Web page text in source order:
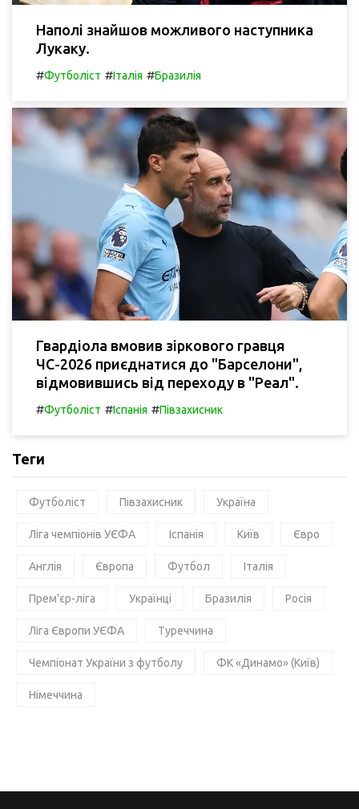
Наполі знайшов можливого наступника
Лукаку.
#Футболіст #Італія #Бразилія
Гвардіола вмовив зіркового гравця
ЧС-2026 приєднатися до "Барселони",
відмовившись від переходу в "Реал".
#Футболіст #Іспанія #Півзахисник
Теги
Футболіст Півзахисник Україна
Ліга чемпіонів УЄФА Іспанія Київ Євро
Англія Європа Футбол Італія
Прем'єр-ліга Українці Бразилія Росія
Ліга Європи УЄФА Туреччина
Чемпіонат України з футболу ФК «Динамо» (Київ)
Німеччина